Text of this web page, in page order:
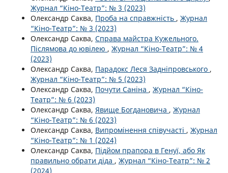
Журнал “Кіно-Театр”: № 3 (2023)
Олександр Саква, Проба на справжність , Журнал
“Кіно-Театр”: № 3 (2023)
Олександр Саква, Справа майстра Кужельного.
Післямова до ювілею , Журнал “Кіно-Театр”: № 4
(2023)
Олександр Саква, Парадокс Леся Задніпровського ,
Журнал “Кіно-Театр”: № 5 (2023)
Олександр Саква, Почути Саніна , Журнал “Кіно-
Театр”: № 6 (2023)
Олександр Саква, Явище Богдановича , Журнал
“Кіно-Театр”: № 6 (2023)
Олександр Саква, Випромінення співучасті , Журнал
“Кіно-Театр”: № 1 (2024)
Олександр Саква, Підйом прапора в Генуї, або Як
правильно обрати діда , Журнал “Кіно-Театр”: № 2
(2024)